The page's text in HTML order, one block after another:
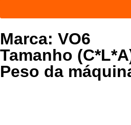
Marca: VO6
Tamanho
Peso da